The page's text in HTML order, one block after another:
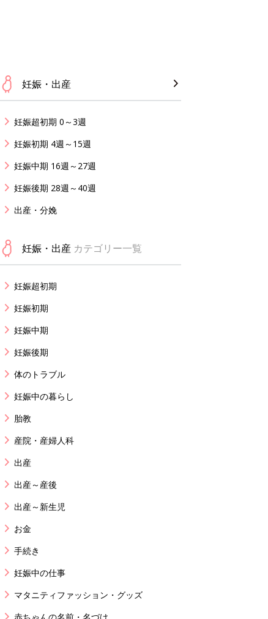
妊娠・出産
妊娠超初期 0～3週
妊娠初期 4週～15週
妊娠中期 16週～27週
妊娠後期 28週～40週
出産・分娩
妊娠・出産 カテゴリー一覧
妊娠超初期
妊娠初期
妊娠中期
妊娠後期
体のトラブル
妊娠中の暮らし
胎教
産院・産婦人科
出産
出産～産後
出産～新生児
お金
手続き
妊娠中の仕事
マタニティファッション・グッズ